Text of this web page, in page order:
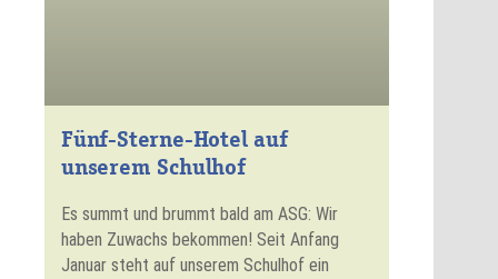
Fünf-Sterne-Hotel auf
unserem Schulhof
Es summt und brummt bald am ASG: Wir
haben Zuwachs bekommen! Seit Anfang
Januar steht auf unserem Schulhof ein